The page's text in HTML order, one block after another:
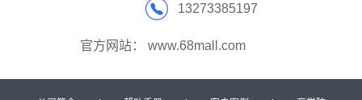
13273385197
官方网站： www.68mall.com